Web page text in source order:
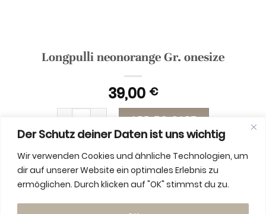
Der Schutz deiner Daten ist uns wichtig
Wir verwenden Cookies und ähnliche Technologien, um
dir auf unserer Website ein optimales Erlebnis zu
ermöglichen. Durch klicken auf "OK" stimmst du zu.
Longpulli neonorange Gr. onesize
39,00 €
Longpulli neonorange Gr. onesize quantity
ADD TO CART
ADDITIONAL INFORMATION